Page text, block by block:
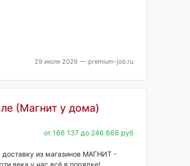
29 июля 2026 — premium-job.ru
(Магнит у дома)
от 166 137 до 246 668 руб
из магазинов МАГНИТ -
вeкa у нac всё в порядкe!